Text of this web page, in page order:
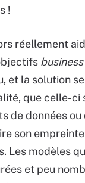
!
réellement
business
et la solution
que celle-ci
de données
son
Les modèles
et peu